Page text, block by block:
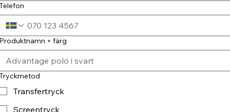
+ färg
Transfertryck
Screentryck